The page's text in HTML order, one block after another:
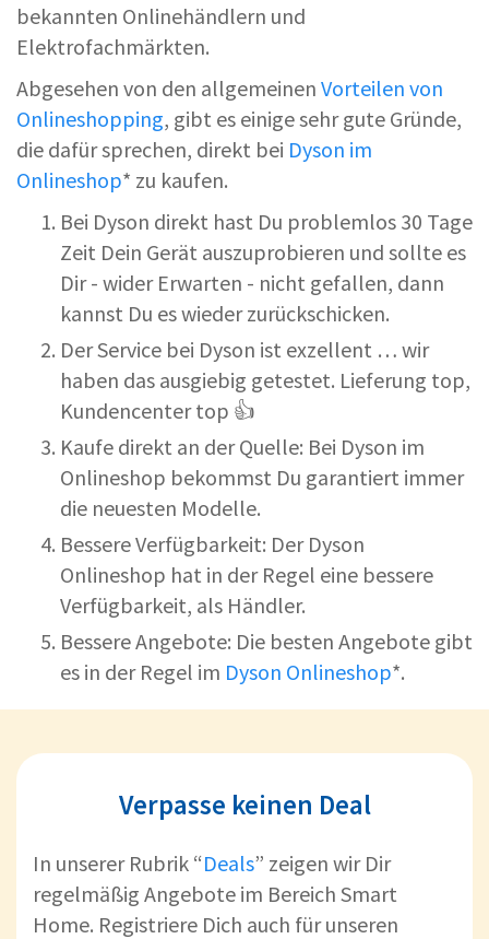
bekannten Onlinehändlern und
Elektrofachmärkten.
Abgesehen von den allgemeinen Vorteilen von
Onlineshopping, gibt es einige sehr gute Gründe,
die dafür sprechen, direkt bei Dyson im
Onlineshop* zu kaufen.
Bei Dyson direkt hast Du problemlos 30 Tage
Zeit Dein Gerät auszuprobieren und sollte es
Dir - wider Erwarten - nicht gefallen, dann
kannst Du es wieder zurückschicken.
Der Service bei Dyson ist exzellent … wir
haben das ausgiebig getestet. Lieferung top,
Kundencenter top 👍
Kaufe direkt an der Quelle: Bei Dyson im
Onlineshop bekommst Du garantiert immer
die neuesten Modelle.
Bessere Verfügbarkeit: Der Dyson
Onlineshop hat in der Regel eine bessere
Verfügbarkeit, als Händler.
Bessere Angebote: Die besten Angebote gibt
es in der Regel im Dyson Onlineshop*.
Verpasse keinen Deal
In unserer Rubrik “Deals” zeigen wir Dir
regelmäßig Angebote im Bereich Smart
Home. Registriere Dich auch für unseren